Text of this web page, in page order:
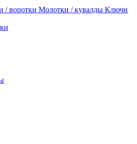
/ воротки Молотки / кувалды Ключи